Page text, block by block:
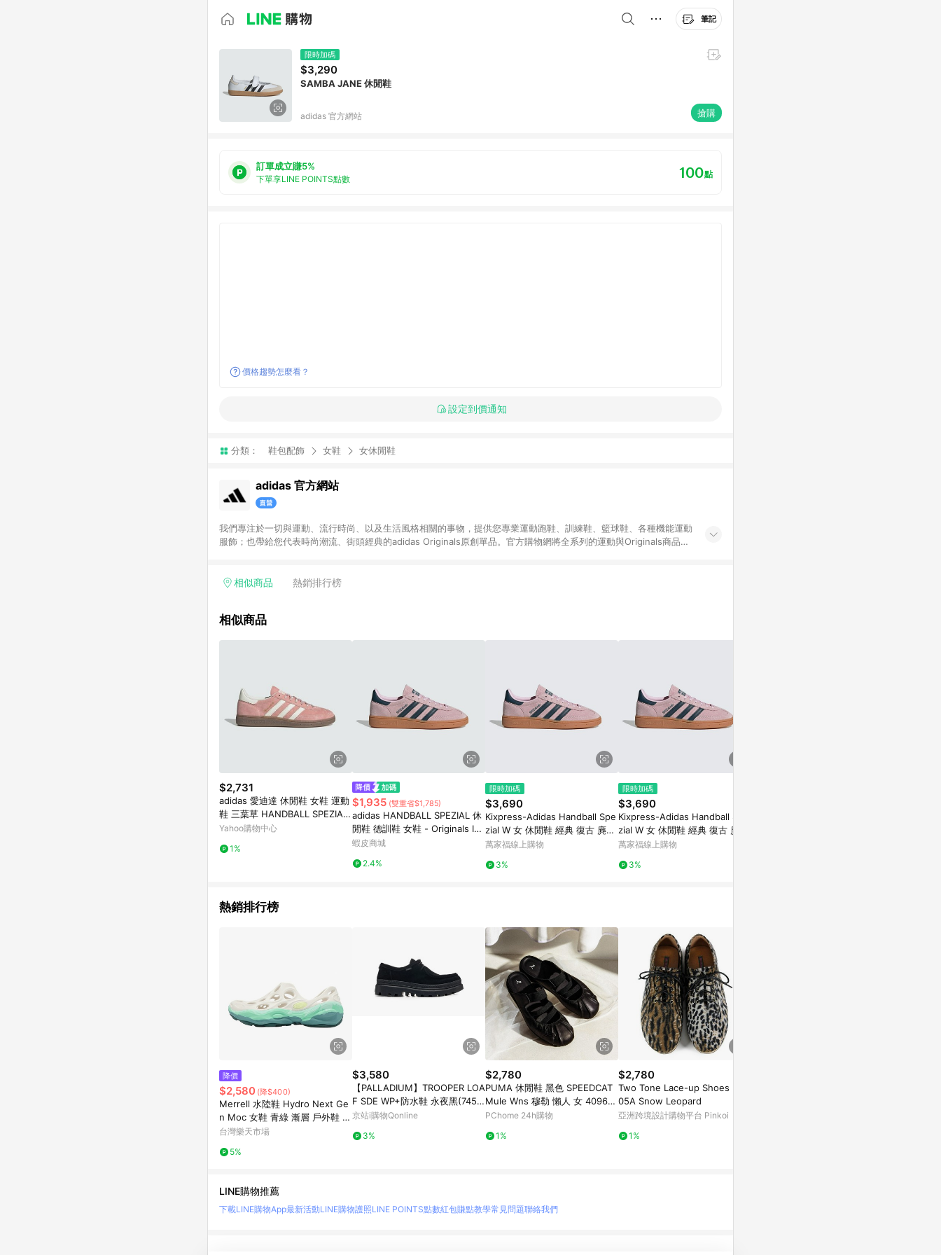
筆記
限時加碼
$3,290
SAMBA JANE 休閒鞋
adidas 官方網站 搶購
訂單成立賺5%
下單享LINE POINTS點數 100點
價格趨勢怎麼看？
設定到價通知
分類： 鞋包配飾 女鞋 女休閒鞋
adidas 官方網站
我們專注於一切與運動、流行時尚、以及生活風格相關的事物，提供您專業運動跑鞋、訓練鞋、籃球鞋、各種機能運動
服飾；也帶給您代表時尚潮流、街頭經典的adidas Originals原創單品。官方購物網將全系列的運動與Originals商品一
指定商品，恕不參與LINE購物點數回饋活動。
相似商品 熱銷排行榜
相似商品
$2,731
adidas 愛迪達 休閒鞋 女鞋 運動
鞋 三葉草 HANDBALL SPEZIAL
粉白 KJ6305
Yahoo購物中心
1%
$1,935 (雙重省$1,785)
adidas HANDBALL SPEZIAL 休
閒鞋 德訓鞋 女鞋 - Originals IF6
561 官方直營
蝦皮商城
2.4%
限時加碼
$3,690
Kixpress-Adidas Handball Spe
zial W 女 休閒鞋 經典 復古 麂皮
三葉草 粉紅 深藍 [IF6561]
萬家福線上購物
3%
限時加碼
$3,690
Kixpress-Adidas Handball Spe
zial W 女 休閒鞋 經典 復古 麂皮
三葉草 粉紅 深藍 [IF6561]
萬家福線上購物
3%
熱銷排行榜
降價
$2,580 (降$400)
Merrell 水陸鞋 Hydro Next Ge
n Moc 女鞋 青綠 漸層 戶外鞋 溯
溪鞋 ML00003584
台灣樂天市場
5%
$3,580
【PALLADIUM】TROOPER LOA
F SDE WP+防水鞋 永夜黑(7459
1-008)
京站i購物Qonline
3%
$2,780
PUMA 休閒鞋 黑色 SPEEDCAT
Mule Wns 穆勒 懶人 女 409618
01
PChome 24h購物
1%
$2,780
Two Tone Lace-up Shoes M11
05A Snow Leopard
亞洲跨境設計購物平台 Pinkoi
1%
LINE購物推薦
下載LINE購物App最新活動LINE購物護照LINE POINTS點數紅包賺點教學常見問題聯絡我們